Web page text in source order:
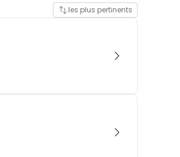
les plus pertinents